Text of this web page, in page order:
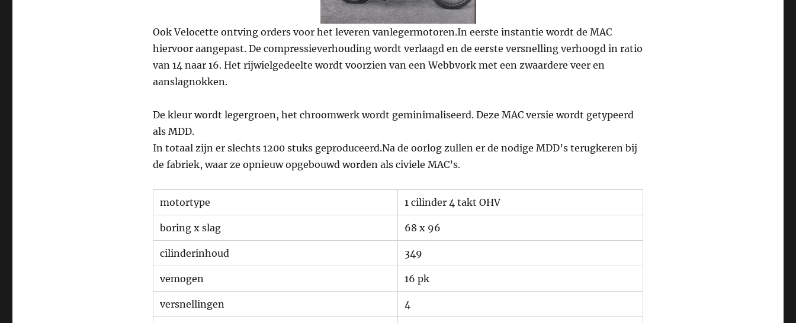
Ook Velocette ontving orders voor het leveren vanlegermotoren.In eerste instantie wordt de MAC
hiervoor aangepast. De compressieverhouding wordt verlaagd en de eerste versnelling verhoogd in ratio
van 14 naar 16. Het rijwielgedeelte wordt voorzien van een Webbvork met een zwaardere veer en
aanslagnokken.
De kleur wordt legergroen, het chroomwerk wordt geminimaliseerd. Deze MAC versie wordt getypeerd
als MDD.
In totaal zijn er slechts 1200 stuks geproduceerd.Na de oorlog zullen er de nodige MDD’s terugkeren bij
de fabriek, waar ze opnieuw opgebouwd worden als civiele MAC’s.
motortype 1 cilinder 4 takt OHV
boring x slag 68 x 96
cilinderinhoud 349
vemogen 16 pk
versnellingen 4